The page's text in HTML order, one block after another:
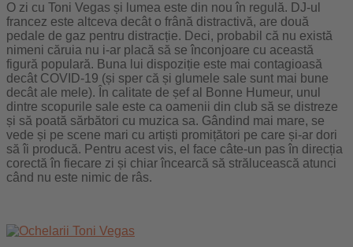
O zi cu Toni Vegas și lumea este din nou în regulă. DJ-ul
francez este altceva decât o frână distractivă, are două
pedale de gaz pentru distracție. Deci, probabil că nu există
nimeni căruia nu i-ar placă să se înconjoare cu această
figură populară. Buna lui dispoziție este mai contagioasă
decât COVID-19 (și sper că și glumele sale sunt mai bune
decât ale mele). În calitate de șef al Bonne Humeur, unul
dintre scopurile sale este ca oamenii din club să se distreze
și să poată sărbători cu muzica sa. Gândind mai mare, se
vede și pe scene mari cu artiști promițători pe care și-ar dori
să îi producă. Pentru acest vis, el face câte-un pas în direcția
corectă în fiecare zi și chiar încearcă să strălucească atunci
când nu este nimic de râs.